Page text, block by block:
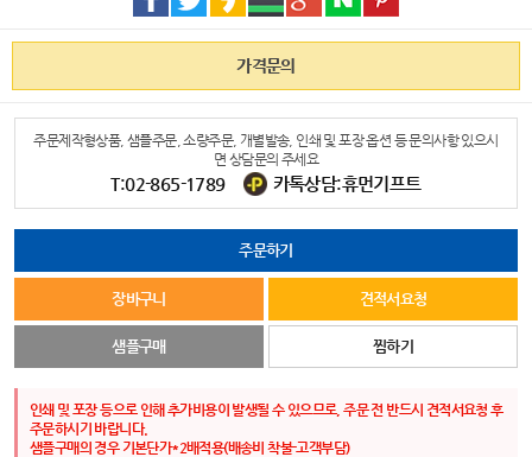
가격문의
주문제작형상품, 샘플주문, 소량주문, 개별발송, 인쇄 및 포장 옵션 등 문의사항 있으시
면 상담문의 주세요
T:02-865-1789 카톡상담:휴먼기프트
주문하기
장바구니 견적서요청
샘플구매 찜하기
인쇄 및 포장 등으로 인해 추가비용이 발생될 수 있으므로, 주문 전 반드시 견적서요청 후
주문하시기 바랍니다.
샘플구매의 경우 기본단가*2배적용(배송비 착불-고객부담)